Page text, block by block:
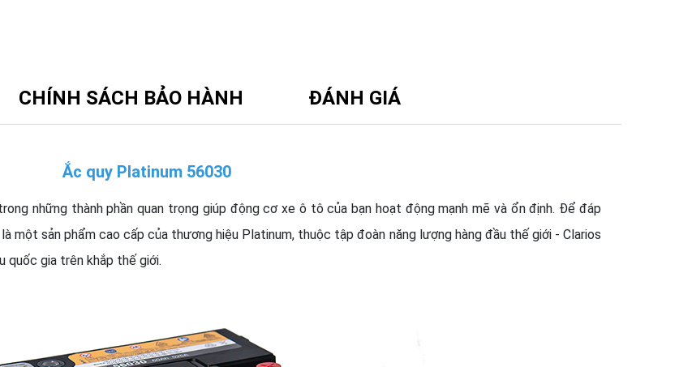
CHÍNH SÁCH BẢO HÀNH ĐÁNH GIÁ
Ắc quy Platinum 56030
những thành phần quan trọng giúp động cơ xe ô tô của bạn hoạt động mạnh mẽ và ổn định. Để đáp
một sản phẩm cao cấp của thương hiệu Platinum, thuộc tập đoàn năng lượng hàng đầu thế giới - Clarios
quốc gia trên khắp thế giới.